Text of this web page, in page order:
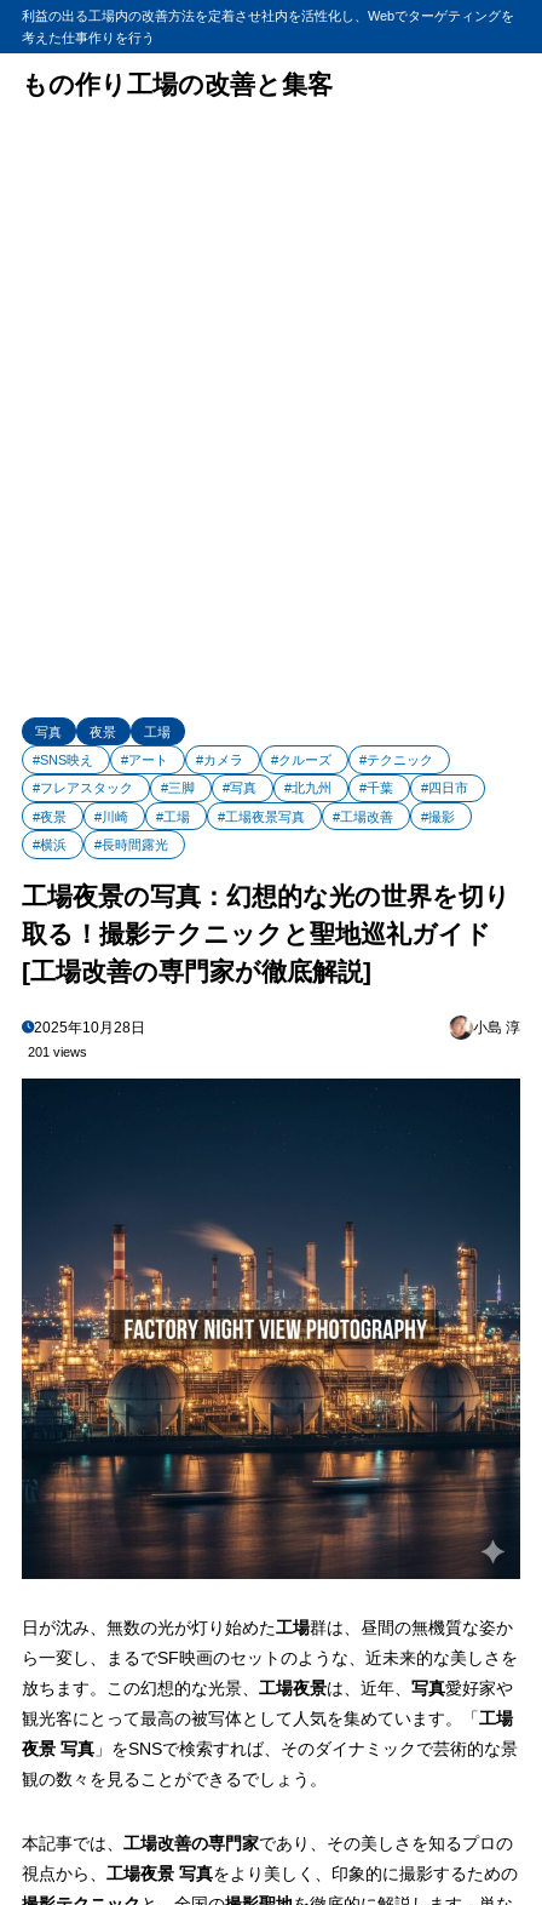
利益の出る工場内の改善方法を定着させ社内を活性化し、Webでターゲティングを
考えた仕事作りを行う
もの作り工場の改善と集客
写真 夜景
工場
#SNS映え
#アート #カメラ #クルーズ
#テクニック
#フレアスタック
#三脚 #写真 #北九州 #千葉
#四日市
#夜景
#川崎 #工場 #工場夜景写真 #工場改善
#撮影
#横浜
#長時間露光
工場夜景の写真：幻想的な光の世界を切り
取る！撮影テクニックと聖地巡礼ガイド
[工場改善の専門家が徹底解説]
2025年10月28日 小島 淳
201 views
日が沈み、無数の光が灯り始めた工場群は、昼間の無機質な姿か
ら一変し、まるでSF映画のセットのような、近未来的な美しさを
放ちます。この幻想的な光景、 工場夜景は、近年、 写真愛好家や
観光客にとって最高の被写体として人気を集めています。「工場
夜景 写真」をSNSで検索すれば、そのダイナミックで芸術的な景
観の数々を見ることができるでしょう。
本記事では、 工場改善の専門家であり、その美しさを知るプロの
視点から、 工場夜景 写真をより美しく、印象的に撮影するための